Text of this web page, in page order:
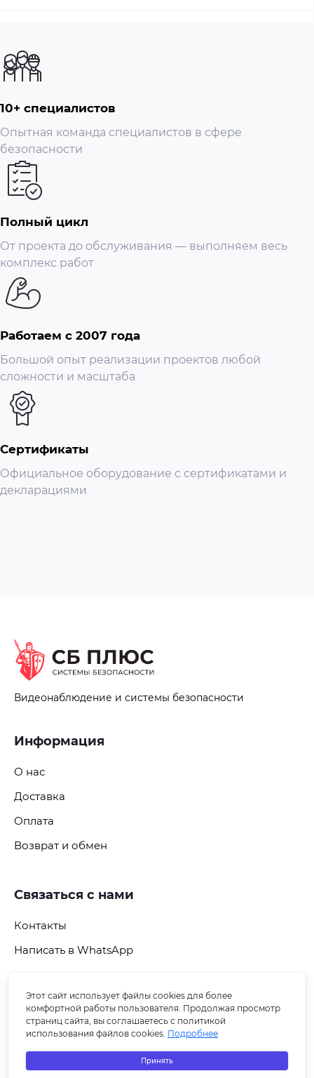
10+ специалистов
Опытная команда специалистов в сфере
безопасности
Полный цикл
От проекта до обслуживания — выполняем весь
комплекс работ
Работаем с 2007 года
Большой опыт реализации проектов любой
сложности и масштаба
Сертификаты
Официальное оборудование с сертификатами и
декларациями
Видеонаблюдение и системы безопасности
Информация
О нас
Доставка
Оплата
Возврат и обмен
Связаться с нами
Контакты
Написать в WhatsApp
Подпишитесь на рассылку
Этот сайт использует файлы cookies для более
комфортной работы пользователя. Продолжая просмотр
страниц сайта, вы соглашаетесь с политикой
использования файлов cookies. Подробнее
Принять